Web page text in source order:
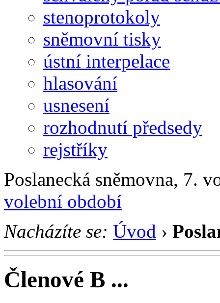
stenoprotokoly
sněmovní tisky
ústní interpelace
hlasování
usnesení
rozhodnutí předsedy
rejstříky
Poslanecká sněmovna, 7.
volební období
Nacházíte se: Úvod ›
Členové B ...